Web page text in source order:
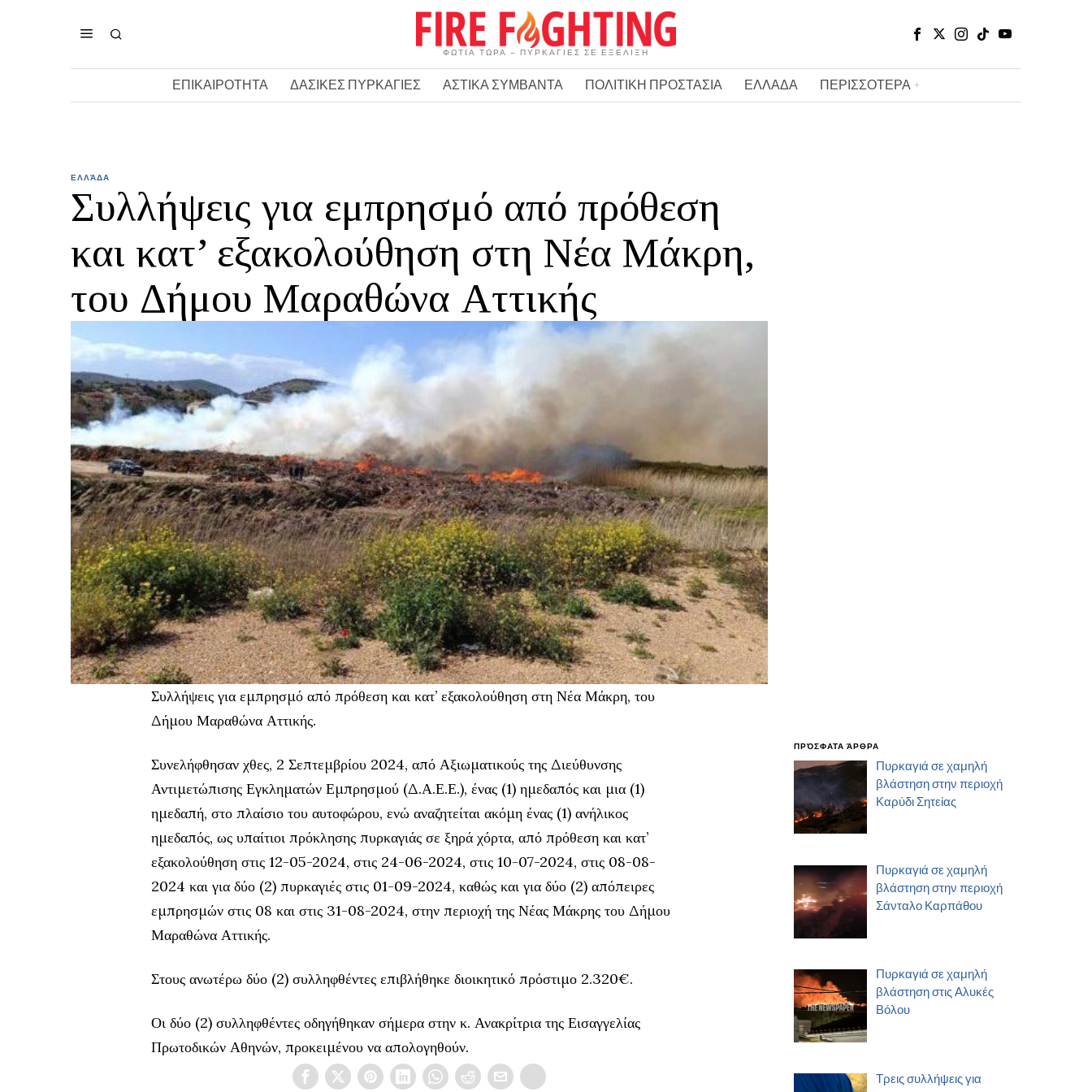
ΦΩΤΙΑ ΤΩΡΑ – ΠΥΡΚΑΓΙΕΣ ΣΕ ΕΞΕΛΙΞΗ
ΕΠΙΚΑΙΡΟΤΗΤΑ ΔΑΣΙΚΕΣ ΠΥΡΚΑΓΙΕΣ ΑΣΤΙΚΑ ΣΥΜΒΑΝΤΑ ΠΟΛΙΤΙΚΗ ΠΡΟΣΤΑΣΙΑ ΕΛΛΑΔΑ ΠΕΡΙΣΣΟΤΕΡΑ
ΕΛΛΆΔΑ
Συλλήψεις για εμπρησμό από πρόθεση
και κατ’ εξακολούθηση στη Νέα Μάκρη,
του Δήμου Μαραθώνα Αττικής
Συλλήψεις για εμπρησμό από πρόθεση και κατ’ εξακολούθηση στη Νέα Μάκρη, του
Δήμου Μαραθώνα Αττικής.
Συνελήφθησαν χθες, 2 Σεπτεμβρίου 2024, από Αξιωματικούς της Διεύθυνσης
Αντιμετώπισης Εγκληματών Εμπρησμού (Δ.Α.Ε.Ε.), ένας (1) ημεδαπός και μια (1)
ημεδαπή, στο πλαίσιο του αυτοφώρου, ενώ αναζητείται ακόμη ένας (1) ανήλικος
ημεδαπός, ως υπαίτιοι πρόκλησης πυρκαγιάς σε ξηρά χόρτα, από πρόθεση και κατ’
εξακολούθηση στις 12-05-2024, στις 24-06-2024, στις 10-07-2024, στις 08-08-
2024 και για δύο (2) πυρκαγιές στις 01-09-2024, καθώς και για δύο (2) απόπειρες
εμπρησμών στις 08 και στις 31-08-2024, στην περιοχή της Νέας Μάκρης του Δήμου
Μαραθώνα Αττικής.
Στους ανωτέρω δύο (2) συλληφθέντες επιβλήθηκε διοικητικό πρόστιμο 2.320€.
Οι δύο (2) συλληφθέντες οδηγήθηκαν σήμερα στην κ. Ανακρίτρια της Εισαγγελίας
Πρωτοδικών Αθηνών, προκειμένου να απολογηθούν.
ΠΡΌΣΦΑΤΑ ΆΡΘΡΑ
Πυρκαγιά σε χαμηλή
βλάστηση στην περιοχή
Καρύδι Σητείας
Πυρκαγιά σε χαμηλή
βλάστηση στην περιοχή
Σάνταλο Καρπάθου
Πυρκαγιά σε χαμηλή
βλάστηση στις Αλυκές
Βόλου
Τρεις συλλήψεις για